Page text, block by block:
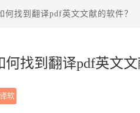
找到翻译pdf英文文献的软件？
找到翻译pdf英文文
软